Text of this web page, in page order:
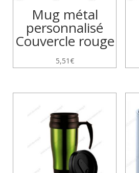
Mug métal
personnalisé
Couvercle rouge
5,51€